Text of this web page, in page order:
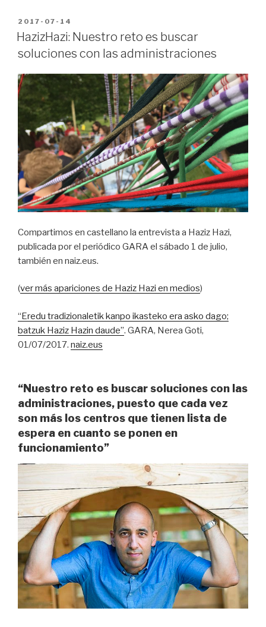
PUBLICADO
EN
2017-07-14
HazizHazi: Nuestro reto es buscar
soluciones con las administraciones
Compartimos en castellano la entrevista a Haziz Hazi,
publicada por el periódico GARA el sábado 1 de julio,
también en naiz.eus.
(ver más apariciones de Haziz Hazi en medios)
“Eredu tradizionaletik kanpo ikasteko era asko dago;
batzuk Haziz Hazin daude”. GARA, Nerea Goti,
01/07/2017. naiz.eus
“Nuestro reto es buscar soluciones con las
administraciones, puesto que cada vez
son más los centros que tienen lista de
espera en cuanto se ponen en
funcionamiento”